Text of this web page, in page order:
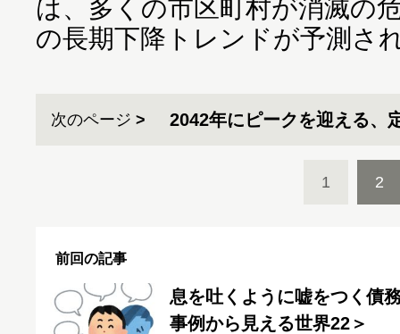
は、多くの市区町村が消滅の
の長期下降トレンドが予測さ
次のページ 2042年にピークを迎える、
1 2
前回の記事
息を吐くように嘘をつく
事例から見える世界22＞